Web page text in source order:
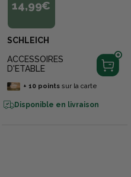
14,99€
SCHLEICH
ACCESSOIRES
D'ETABLE
+ 10pointssur la carte
Disponible en livraison